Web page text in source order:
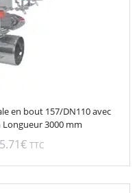
en bout 157/DN110 avec
3000 mm
€ TTC